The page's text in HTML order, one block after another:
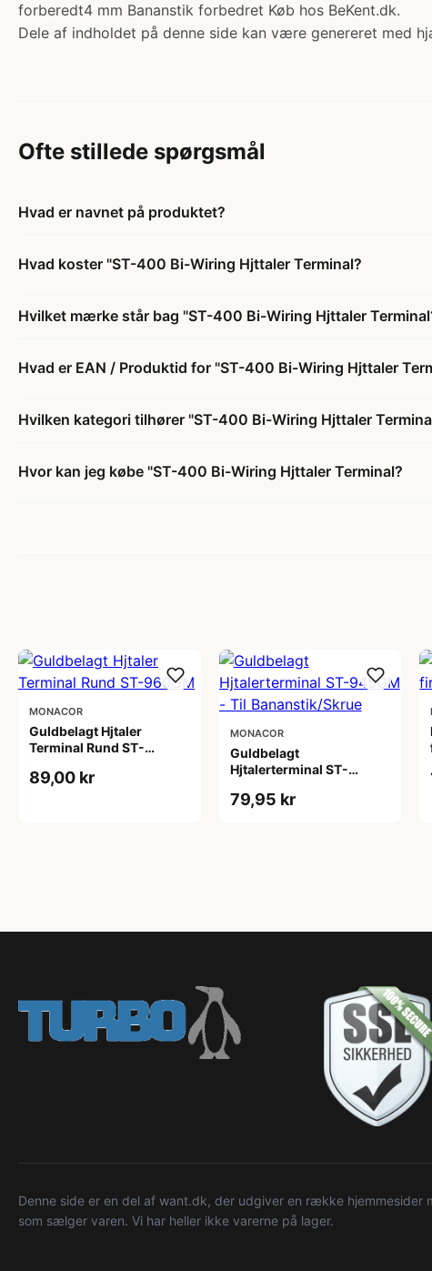
forberedt4 mm Bananstik forbedret Køb hos BeKent.dk.
Dele af indholdet på denne side kan være genereret med
Ofte stillede spørgsmål
Hvad er navnet på produktet?
Hvad koster "ST-400 Bi-Wiring Hjttaler Terminal?
Hvilket mærke står bag "ST-400 Bi-Wiring Hjttaler
Hvad er EAN / Produktid for "ST-400 Bi-Wiring Hjttaler
Hvilken kategori tilhører "ST-400 Bi-Wiring Hjttaler
Hvor kan jeg købe "ST-400 Bi-Wiring Hjttaler Terminal?
MONACOR
Guldbelagt Hjtaler
Terminal Rund ST-
89,00 kr
MONACOR
Guldbelagt
Hjtalerterminal ST-
Bananstik/Skrue
79,95 kr
Denne side er en del af want.dk, der udgiver en række
som sælger varen. Vi har heller ikke varerne på lager.